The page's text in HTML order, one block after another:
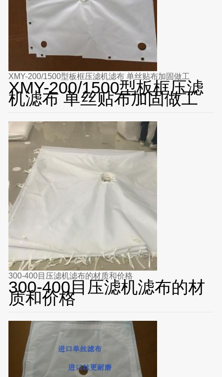
XMY-200/1500型板框压滤机滤布 单丝贴布加固做工
XMY-200/1500型板框压滤
机滤布 单丝贴布加固做工
300-400目压滤机滤布的材质和价格
300-400目压滤机滤布的材
质和价格